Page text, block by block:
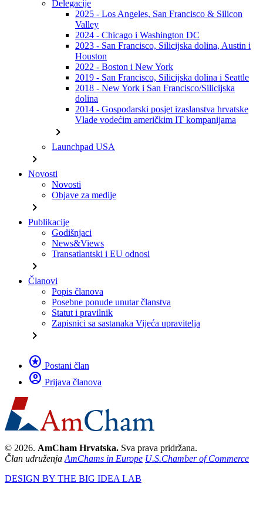
Delegacije
2025 - Los Angeles, San Francisco & Silicon
Valley
2024 - Chicago i Washington DC
2023 - San Francisco, Silicijska dolina, Austin i
Houston
2022 - Boston i New York
2019 - San Francisco, Silicijska dolina i Seattle
2018 - New York i San Francisco/Silicijska
dolina
2014 - Gospodarski posjet izaslanstva hrvatske
Vlade vodećim američkim IT kompanijama
chevron_right
Launchpad USA
chevron_right
Novosti
Novosti
Objave za medije
chevron_right
Publikacije
Godišnjaci
News&Views
Transatlantski i EU odnosi
chevron_right
Članovi
Popis članova
Posebne ponude unutar članstva
Statut i pravilnik
Zapisnici sa sastanaka Vijeća upravitelja
chevron_right
stars Postani član
account_circle Prijava članova
© 2026. AmCham Hrvatska. Sva prava pridržana.
Član udruženja AmChams in Europe U.S.Chamber of Commerce
DESIGN BY THE BIG IDEA LAB